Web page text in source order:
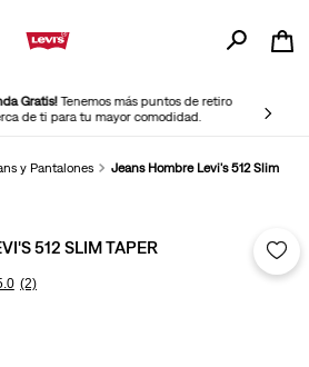
Gratis!Tenemos más puntos de retiro
de ti para tu mayor comodidad.
y Pantalones
Jeans Hombre Levi's 512 Slim
512 SLIM TAPER
(2)